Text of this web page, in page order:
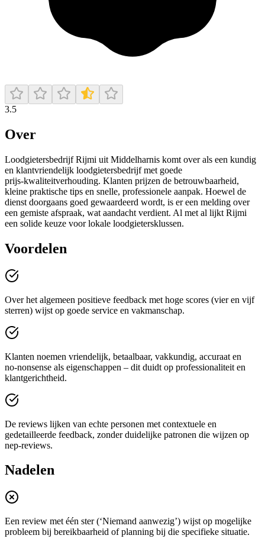
3.5
Over
Loodgietersbedrijf Rijmi uit Middelharnis komt over als een kundig
en klantvriendelijk loodgietersbedrijf met goede
prijs‑kwaliteitverhouding. Klanten prijzen de betrouwbaarheid,
kleine praktische tips en snelle, professionele aanpak. Hoewel de
dienst doorgaans goed gewaardeerd wordt, is er een melding over
een gemiste afspraak, wat aandacht verdient. Al met al lijkt Rijmi
een solide keuze voor lokale loodgietersklussen.
Voordelen
Over het algemeen positieve feedback met hoge scores (vier en vijf
sterren) wijst op goede service en vakmanschap.
Klanten noemen vriendelijk, betaalbaar, vakkundig, accuraat en
no‑nonsense als eigenschappen – dit duidt op professionaliteit en
klantgerichtheid.
De reviews lijken van echte personen met contextuele en
gedetailleerde feedback, zonder duidelijke patronen die wijzen op
nep‑reviews.
Nadelen
Een review met één ster (‘Niemand aanwezig’) wijst op mogelijke
probleem bij bereikbaarheid of planning bij die specifieke situatie.